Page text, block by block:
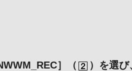
］（
）を選び